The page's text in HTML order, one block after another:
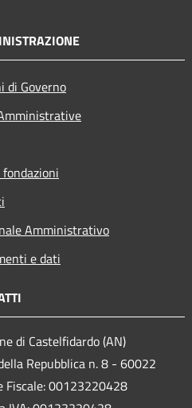
di Governo
Amministrativo
e dati
di Castelfidardo (AN)
Repubblica n. 8 - 60022
Fiscale: 00123220428